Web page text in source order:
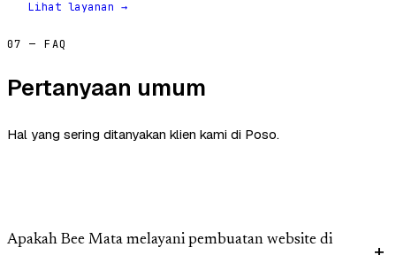
Lihat layanan →
07 — FAQ
Pertanyaan umum
Hal yang sering ditanyakan klien kami di Poso.
Apakah Bee Mata melayani pembuatan website di